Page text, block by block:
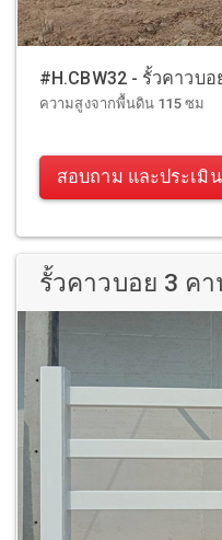
#H.CBW32 - รั้วคาวบ
ความสูงจากพื้นดิน 115 ซม
สอบถาม และประเมิ
รั้วคาวบอย 3 ค